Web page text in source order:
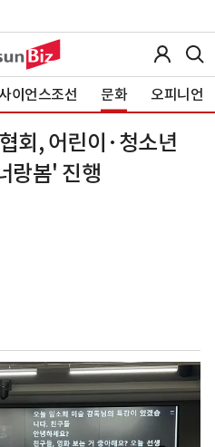
이언스조선 문화 오피니언
회, 어린이·청소년
랑봄' 진행